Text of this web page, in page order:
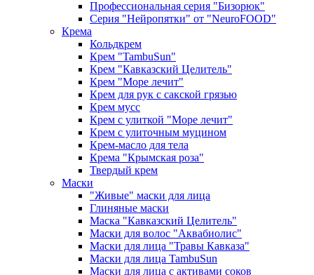
Профессиональная серия "Бизорюк"
Серия "Нейропятки" от "NeuroFOOD"
Крема
Кольдкрем
Крем "TambuSun"
Крем "Кавказский Целитель"
Крем "Море лечит"
Крем для рук с сакской грязью
Крем мусс
Крем с улиткой "Море лечит"
Крем с улиточным муцином
Крем-масло для тела
Крема "Крымская роза"
Твердый крем
Маски
"Живые" маски для лица
Глиняные маски
Маска "Кавказский Целитель"
Маски для волос "Аквабиолис"
Маски для лица "Травы Кавказа"
Маски для лица TambuSun
Маски для лица с активами соков